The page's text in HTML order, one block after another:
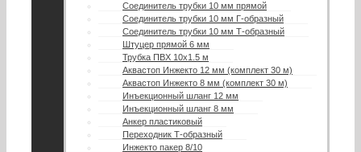
Соединитель трубки 10 мм прямой
Соединитель трубки 10 мм Г-образный
Соединитель трубки 10 мм Т-образный
Штуцер прямой 6 мм
Трубка ПВХ 10х1.5 м
Аквастоп Инжекто 12 мм (комплект 30 м)
Аквастоп Инжекто 8 мм (комплект 30 м)
Инъекционный шланг 12 мм
Инъекционный шланг 8 мм
Анкер пластиковый
Переходник Т-образный
Инжекто пакер 8/10